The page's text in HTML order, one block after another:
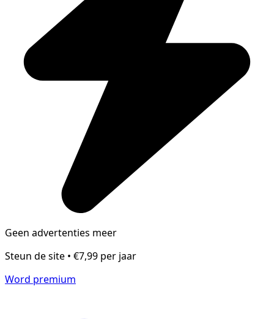
Geen advertenties meer
Steun de site • €7,99 per jaar
Word premium